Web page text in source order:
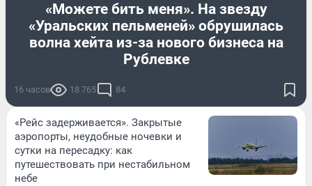
«Можете бить меня». На звезду
«Уральских пельменей» обрушилась
волна хейта из-за нового бизнеса на
Рублевке
16 часов 18 765 84
«Рейс задерживается». Закрытые
аэропорты, неудобные ночевки и
сутки на пересадку: как
путешествовать при нестабильном
небе